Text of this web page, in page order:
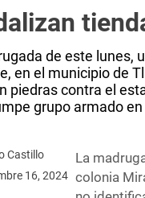
de este lunes,
en el municipio de
piedras contra el
grupo armado
Castillo
16, 2024
La
colonia